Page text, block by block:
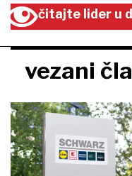
čitajte lider u
vezani